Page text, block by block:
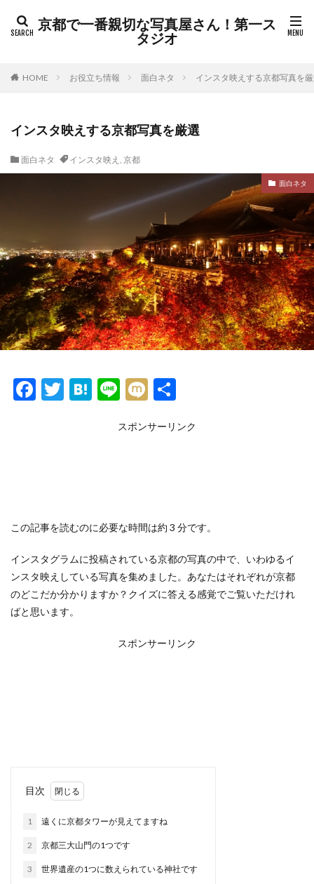
京都で一番親切な写真屋さん！第一ス
タジオ
HOME お役立ち情報 面白ネタ インスタ映えする京都写真を
インスタ映えする京都写真を厳選
面白ネタ インスタ映え , 京都
面白ネタ
F
k
T
H Li
e
M
スポンサーリンク
この記事を読むのに必要な時間は約 3 分です。
インスタグラムに投稿されている京都の写真の中で、いわゆるイ
ンスタ映えしている写真を集めました。あなたはそれぞれが京都
のどこだか分かりますか？クイズに答える感覚でご覧いただけれ
ばと思います。
スポンサーリンク
目次
1 遠くに京都タワーが見えてますね
2 京都三大山門の1つです
3 世界遺産の1つに数えられている神社です